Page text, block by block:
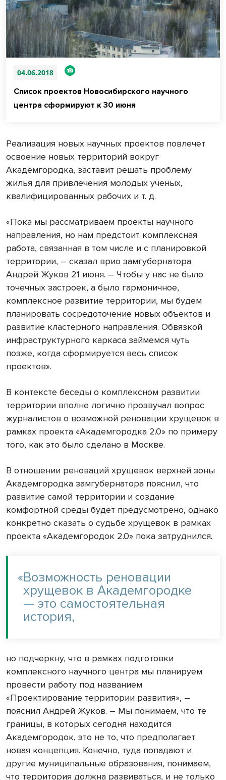
04.06.2018
Список проектов Новосибирского научного
центра сформируют к 30 июня
Реализация новых научных проектов повлечет
освоение новых территорий вокруг
Академгородка, заставит решать проблему
жилья для привлечения молодых ученых,
квалифицированных рабочих и т. д.
«Пока мы рассматриваем проекты научного
направления, но нам предстоит комплексная
работа, связанная в том числе и с планировкой
территории, – сказал врио замгубернатора
Андрей Жуков 21 июня. – Чтобы у нас не было
точечных застроек, а было гармоничное,
комплексное развитие территории, мы будем
планировать сосредоточение новых объектов и
развитие кластерного направления. Обвязкой
инфраструктурного каркаса займемся чуть
позже, когда сформируется весь список
проектов».
В контексте беседы о комплексном развитии
территории вполне логично прозвучал вопрос
журналистов о возможной реновации хрущевок в
рамках проекта «Академгородка 2.0» по примеру
того, как это было сделано в Москве.
В отношении реноваций хрущевок верхней зоны
Академгородка замгубернатора пояснил, что
развитие самой территории и создание
комфортной среды будет предусмотрено, однако
конкретно сказать о судьбе хрущевок в рамках
проекта «Академгородок 2.0» пока затруднился.
«Возможность реновации
хрущевок в Академгородке
— это самостоятельная
история,
но подчеркну, что в рамках подготовки
комплексного научного центра мы планируем
провести работу под названием
«Проектирование территории развития», –
пояснил Андрей Жуков. – Мы понимаем, что те
границы, в которых сегодня находится
Академгородок, это не то, что предполагает
новая концепция. Конечно, туда попадают и
другие муниципальные образования, понимаем,
что территория должна развиваться, и не только